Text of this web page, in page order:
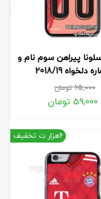
پیراهن سوم نام و
دلخواه 2018/19
65,000تومان
59,000 تومان
6هزار ت تخفیف